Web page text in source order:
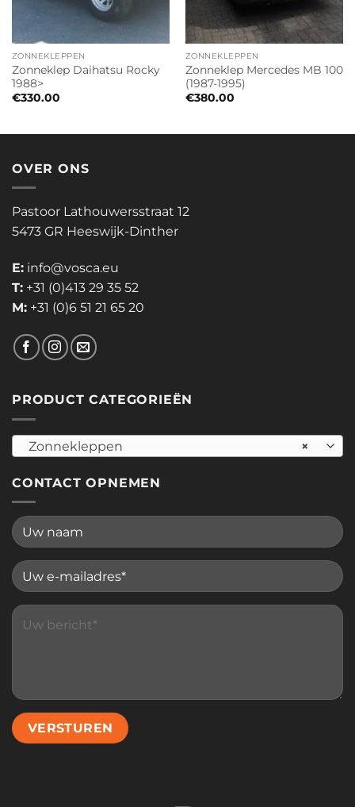
ZONNEKLEPPEN
Zonneklep Daihatsu Rocky
1988>
€330.00
ZONNEKLEPPEN
Zonneklep Mercedes MB 100
(1987-1995)
€380.00
OVER ONS
Pastoor Lathouwersstraat 12
5473 GR Heeswijk-Dinther
E: info@vosca.eu
T: +31 (0)413 29 35 52
M: +31 (0)6 51 21 65 20
PRODUCT CATEGORIEËN
×
Zonnekleppen
CONTACT OPNEMEN
Please leave this field empty.